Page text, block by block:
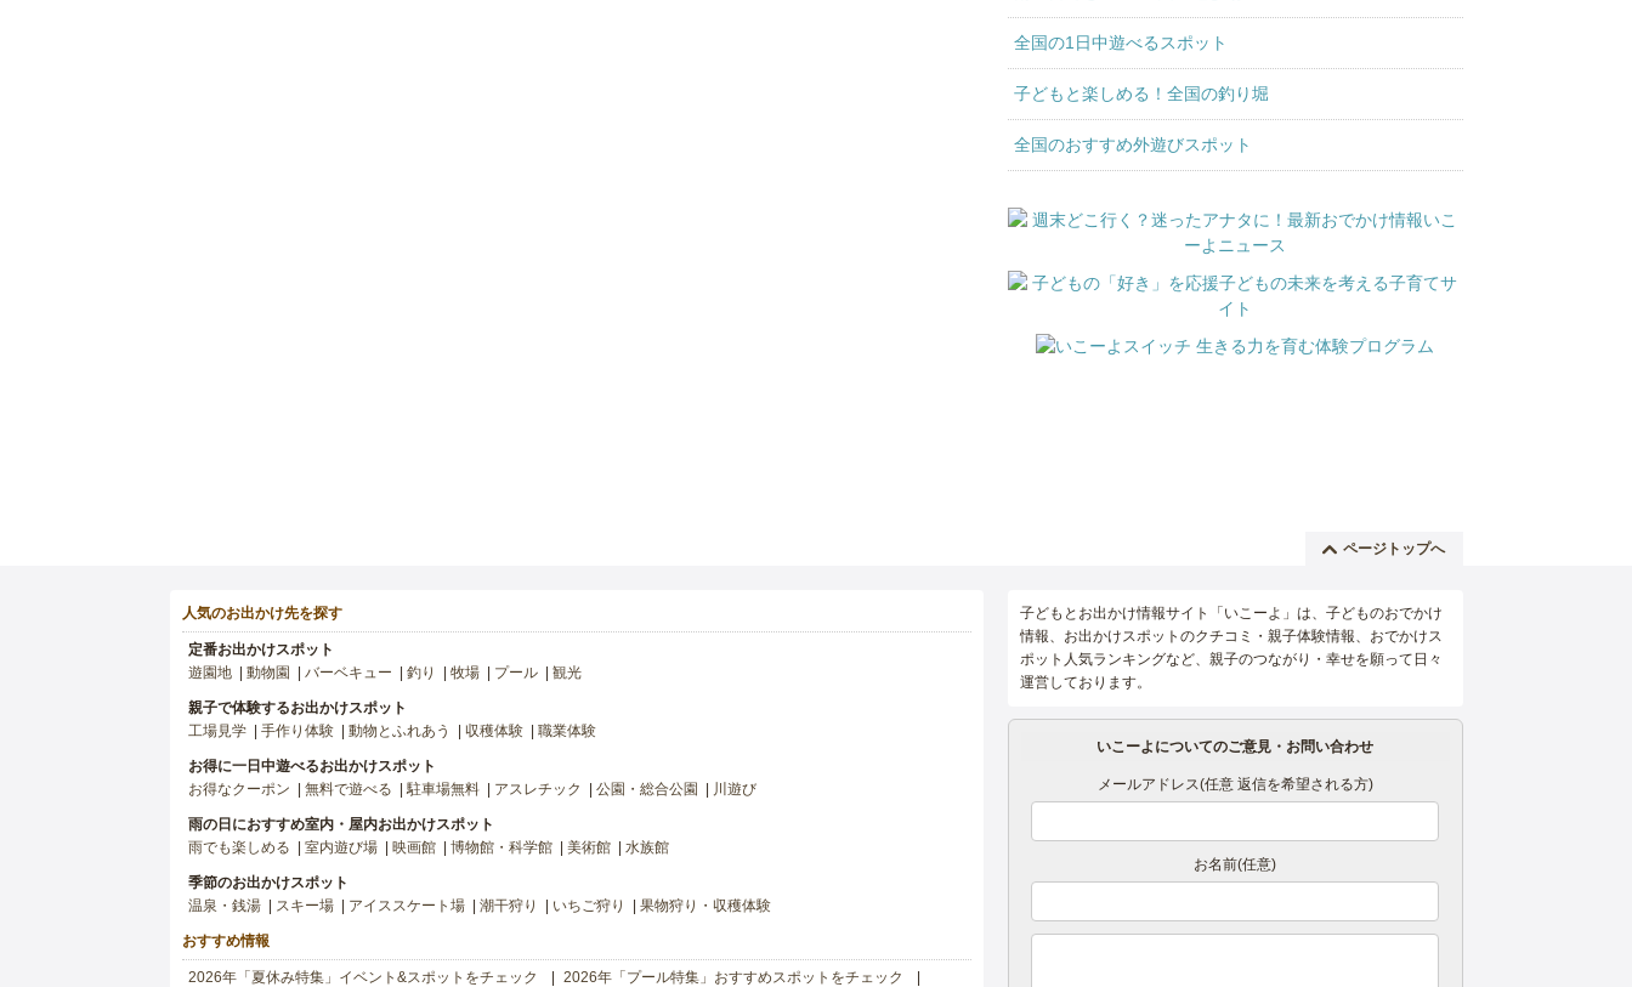
全国の1日中遊べるスポット
子どもと楽しめる！全国の釣り堀
全国のおすすめ外遊びスポット
ページトップへ
人気のお出かけ先を探す
定番お出かけスポット
遊園地
動物園 バーベキュー 釣り 牧場 プール 観光
親子で体験するお出かけスポット
工場見学
手作り体験 動物とふれあう 収穫体験 職業体験
お得に一日中遊べるお出かけスポット
お得なクーポン
無料で遊べる 駐車場無料 アスレチック 公園・総合公園 川遊び
雨の日におすすめ室内・屋内お出かけスポット
雨でも楽しめる
室内遊び場 映画館 博物館・科学館 美術館 水族館
季節のお出かけスポット
温泉・銭湯
スキー場 アイススケート場 潮干狩り いちご狩り 果物狩り・収穫体験
おすすめ情報
2026年「夏休み特集」イベント&スポットをチェック
2026年「プール特集」おすすめスポットをチェック
子どもとお出かけ情報サイト「いこーよ」は、子どものおでかけ
情報、お出かけスポットのクチコミ・親子体験情報、おでかけス
ポット人気ランキングなど、親子のつながり・幸せを願って日々
運営しております。
いこーよについてのご意見・お問い合わせ
メールアドレス(任意 返信を希望される方)
お名前(任意)